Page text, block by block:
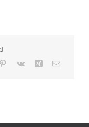
Pinterest
Vk Xing E-